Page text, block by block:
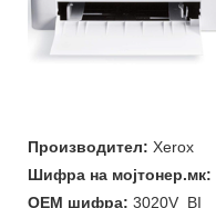
Тонери за
ласерски
принтери (2)
Производител: Xerox
Шифра на мојтонер.мк:
ОЕМ шифра: 3020V_BI